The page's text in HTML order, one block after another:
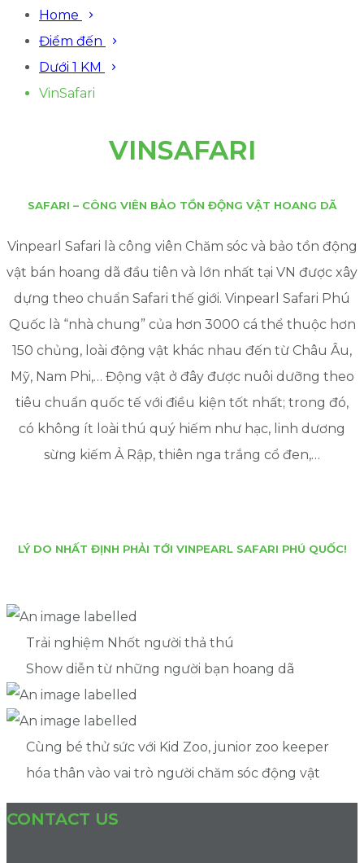
Home
Điểm đến
Dưới 1 KM
VinSafari
VINSAFARI
SAFARI – CÔNG VIÊN BẢO TỒN ĐỘNG VẬT HOANG DÃ
Vinpearl Safari là công viên Chăm sóc và bảo tồn động
vật bán hoang dã đầu tiên và lớn nhất tại VN được xây
dựng theo chuẩn Safari thế giới. Vinpearl Safari Phú
Quốc là “nhà chung” của hơn 3000 cá thể thuộc hơn
150 chủng, loài động vật khác nhau đến từ Châu Âu,
Mỹ, Nam Phi,… Động vật ở đây được nuôi dưỡng theo
tiêu chuẩn quốc tế với điều kiện tốt nhất; trong đó,
có không ít loài thú quý hiếm như hạc, linh dương
sừng kiếm Ả Rập, thiên nga trắng cổ đen,…
LÝ DO NHẤT ĐỊNH PHẢI TỚI VINPEARL SAFARI PHÚ QUỐC!
Trải nghiệm Nhốt người thả thú
Show diễn từ những người bạn hoang dã
Cùng bé thử sức với Kid Zoo, junior zoo keeper
hóa thân vào vai trò người chăm sóc động vật
CONTACT US